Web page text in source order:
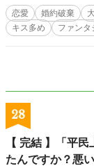
※四十二歳の男が赤面
います。 ※キスシーン多
月29日 完結となりま
り、修正できた話だ
恋愛 婚約破棄
キス多め
ファンタ
28
【 完結 】「平
たんですか？悪